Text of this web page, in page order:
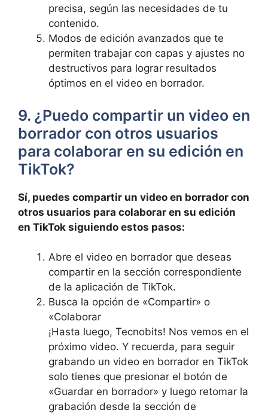
precisa, según las necesidades de tu
contenido.
Modos de edición avanzados que te
permiten trabajar con capas ‍y ajustes no
destructivos para lograr resultados
óptimos en el video en borrador.
9. ¿Puedo compartir ⁣un video en
⁣borrador con otros usuarios
para⁣ colaborar en su edición en
TikTok?
Sí, puedes compartir un video en ⁤borrador con
otros usuarios para colaborar en su edición
en ​TikTok siguiendo estos pasos:
Abre el video en borrador que deseas‍
compartir en la sección‌ correspondiente
de la aplicación de TikTok.
Busca la opción⁤ de «Compartir» o
«Colaborar
¡Hasta luego, Tecnobits!⁢ Nos⁤ vemos en el
próximo video. Y recuerda, para seguir
grabando ⁤un video en borrador en TikTok
solo tienes que presionar el botón de
«Guardar en borrador» y ⁣luego retomar la
grabación desde ⁤la sección de